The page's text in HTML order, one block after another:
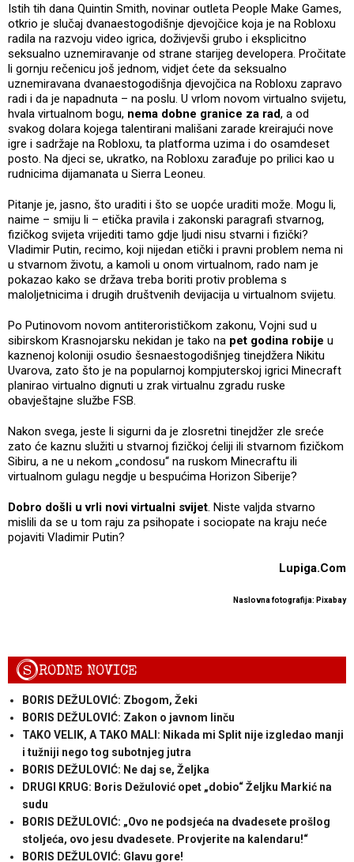
Istih tih dana Quintin Smith, novinar outleta People Make Games,
otkrio je slučaj dvanaestogodišnje djevojčice koja je na Robloxu
radila na razvoju video igrica, doživjevši grubo i eksplicitno
seksualno uznemiravanje od strane starijeg developera. Pročitate
li gornju rečenicu još jednom, vidjet ćete da seksualno
uznemiravana dvanaestogodišnja djevojčica na Robloxu zapravo
radi i da je napadnuta – na poslu. U vrlom novom virtualno svijetu,
hvala virtualnom bogu, nema dobne granice za rad, a od
svakog dolara kojega talentirani mališani zarade kreirajući nove
igre i sadržaje na Robloxu, ta platforma uzima i do osamdeset
posto. Na djeci se, ukratko, na Robloxu zarađuje po prilici kao u
rudnicima dijamanata u Sierra Leoneu.
Pitanje je, jasno, što uraditi i što se uopće uraditi može. Mogu li,
naime – smiju li – etička pravila i zakonski paragrafi stvarnog,
fizičkog svijeta vrijediti tamo gdje ljudi nisu stvarni i fizički?
Vladimir Putin, recimo, koji nijedan etički i pravni problem nema ni
u stvarnom životu, a kamoli u onom virtualnom, rado nam je
pokazao kako se država treba boriti protiv problema s
maloljetnicima i drugih društvenih devijacija u virtualnom svijetu.
Po Putinovom novom antiterorističkom zakonu, Vojni sud u
sibirskom Krasnojarsku nekidan je tako na pet godina robije u
kaznenoj koloniji osudio šesnaestogodišnjeg tinejdžera Nikitu
Uvarova, zato što je na popularnoj kompjuterskoj igrici Minecraft
planirao virtualno dignuti u zrak virtualnu zgradu ruske
obavještajne službe FSB.
Nakon svega, jeste li sigurni da je zlosretni tinejdžer zle sreće
zato će kaznu služiti u stvarnoj fizičkoj ćeliji ili stvarnom fizičkom
Sibiru, a ne u nekom „condosu“ na ruskom Minecraftu ili
virtualnom gulagu negdje u bespućima Horizon Siberije?
Dobro došli u vrli novi virtualni svijet. Niste valjda stvarno
mislili da se u tom raju za psihopate i sociopate na kraju neće
pojaviti Vladimir Putin?
Lupiga.Com
Naslovna fotografija: Pixabay
SRODNE NOVICE
BORIS DEŽULOVIĆ: Zbogom, Žeki
BORIS DEŽULOVIĆ: Zakon o javnom linču
TAKO VELIK, A TAKO MALI: Nikada mi Split nije izgledao manji
i tužniji nego tog subotnjeg jutra
BORIS DEŽULOVIĆ: Ne daj se, Željka
DRUGI KRUG: Boris Dežulović opet „dobio“ Željku Markić na
sudu
BORIS DEŽULOVIĆ: „Ovo ne podsjeća na dvadesete prošlog
stoljeća, ovo jesu dvadesete. Provjerite na kalendaru!“
BORIS DEŽULOVIĆ: Glavu gore!